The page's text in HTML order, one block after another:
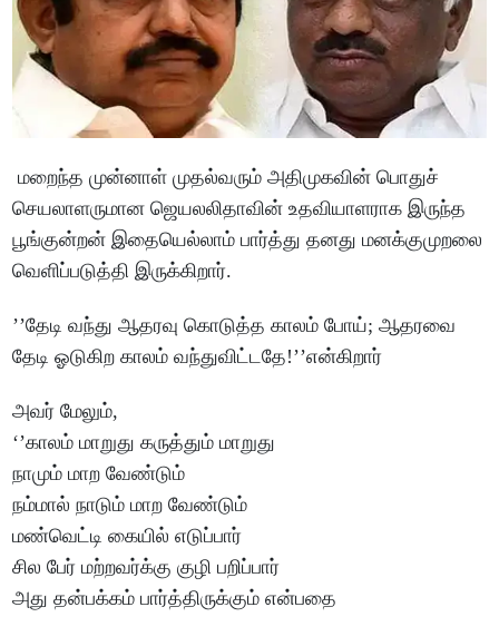
மறைந்த முன்னாள் முதல்வரும் அதிமுகவின் பொதுச்
செயலாளருமான ஜெயலலிதாவின் உதவியாளராக இருந்த
பூங்குன்றன் இதையெல்லாம் பார்த்து தனது மனக்குமுறலை
வெளிப்படுத்தி இருக்கிறார்.
’’தேடி வந்து ஆதரவு கொடுத்த காலம் போய்; ஆதரவை
தேடி ஓடுகிற காலம் வந்துவிட்டதே!’’என்கிறார்
அவர் மேலும்,
‘’காலம் மாறுது கருத்தும் மாறுது
நாமும் மாற வேண்டும்
நம்மால் நாடும் மாற வேண்டும்
மண்வெட்டி கையில் எடுப்பார்
சில பேர் மற்றவர்க்கு குழி பறிப்பார்
அது தன்பக்கம் பார்த்திருக்கும் என்பதை